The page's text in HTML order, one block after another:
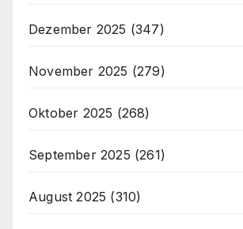
Dezember 2025 (347)
November 2025 (279)
Oktober 2025 (268)
September 2025 (261)
August 2025 (310)